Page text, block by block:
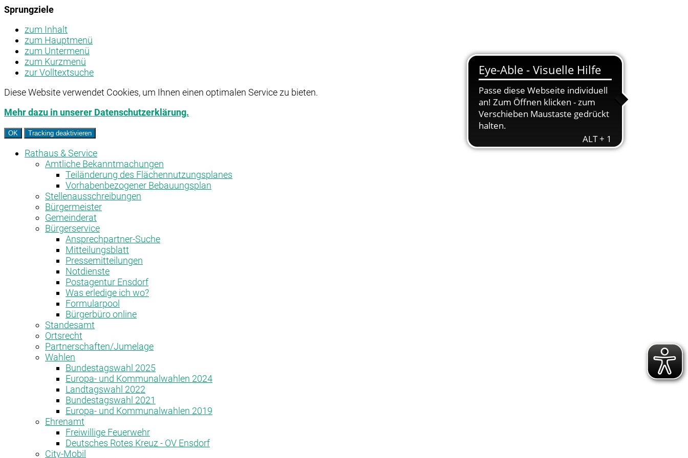
Sprungziele
zum Inhalt
zum Hauptmenü
zum Untermenü
zum Kurzmenü
zur Volltextsuche
Diese Website verwendet Cookies, um Ihnen einen optimalen Service zu bieten.
Mehr dazu in unserer Datenschutzerklärung.
OK Tracking deaktivieren
Rathaus & Service
Amtliche Bekanntmachungen
Teiländerung des Flächennutzungsplanes
Vorhabenbezogener Bebauungsplan
Stellenausschreibungen
Bürgermeister
Gemeinderat
Bürgerservice
Ansprechpartner-Suche
Mitteilungsblatt
Pressemitteilungen
Notdienste
Postagentur Ensdorf
Was erledige ich wo?
Formularpool
Bürgerbüro online
Standesamt
Ortsrecht
Partnerschaften/Jumelage
Wahlen
Bundestagswahl 2025
Europa- und Kommunalwahlen 2024
Landtagswahl 2022
Bundestagswahl 2021
Europa- und Kommunalwahlen 2019
Ehrenamt
Freiwillige Feuerwehr
Deutsches Rotes Kreuz - OV Ensdorf
City-Mobil